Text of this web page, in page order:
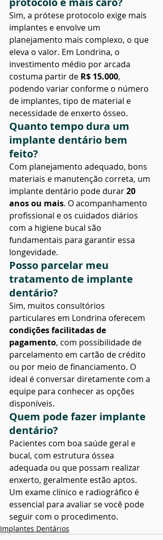
Sim, a prótese protocolo exige mais
implantes e envolve um
planejamento mais complexo, o que
eleva o valor. Em Londrina, o
investimento médio por arcada
costuma partir de R$ 15.000,
podendo variar conforme o número
de implantes, tipo de material e
necessidade de enxerto ósseo.
Quanto tempo dura um
implante dentário bem
feito?
Com planejamento adequado, bons
materiais e manutenção correta, um
implante dentário pode durar 20
anos ou mais. O acompanhamento
profissional e os cuidados diários
com a higiene bucal são
fundamentais para garantir essa
longevidade.
Posso parcelar meu
tratamento de implante
dentário?
Sim, muitos consultórios
particulares em Londrina oferecem
condições facilitadas de
pagamento, com possibilidade de
parcelamento em cartão de crédito
ou por meio de financiamento. O
ideal é conversar diretamente com a
equipe para conhecer as opções
disponíveis.
Quem pode fazer implante
dentário?
Pacientes com boa saúde geral e
bucal, com estrutura óssea
adequada ou que possam realizar
enxerto, geralmente estão aptos.
Um exame clínico e radiográfico é
essencial para avaliar se você pode
seguir com o procedimento.
Implantes Dentários